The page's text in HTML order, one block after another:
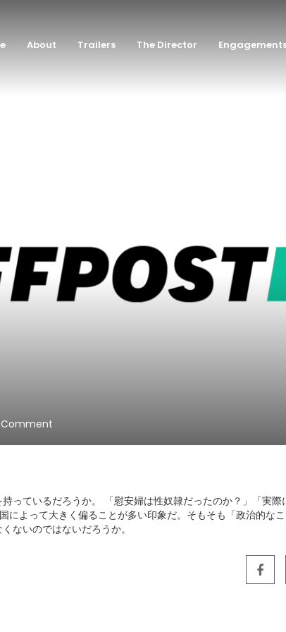
About Trailers The Director
っているだろうか。 「慰安婦は性奴隷だったのか？」「実際
によって大きく偏ることが多い印象だ。そもそも「政治的な
ないのではないだろうか。